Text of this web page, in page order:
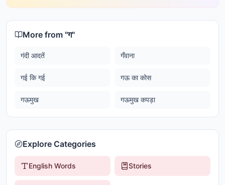
More from "ग"
गंदी आदतें गँवाना
गई कि गई गऊ का कोस
गऊमुख गऊमुख कपड़ा
Explore Categories
English Words Stories